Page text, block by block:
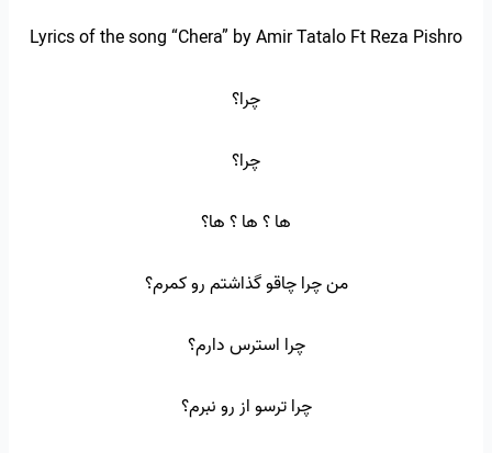
Lyrics of the song “Chera” by Amir Tatalo Ft Reza Pishro
چرا؟
چرا؟
ها ؟ ها ؟ ها؟
من چرا چاقو گذاشتم رو کمرم؟
چرا استرس دارم؟
چرا ترسو از رو نبرم؟